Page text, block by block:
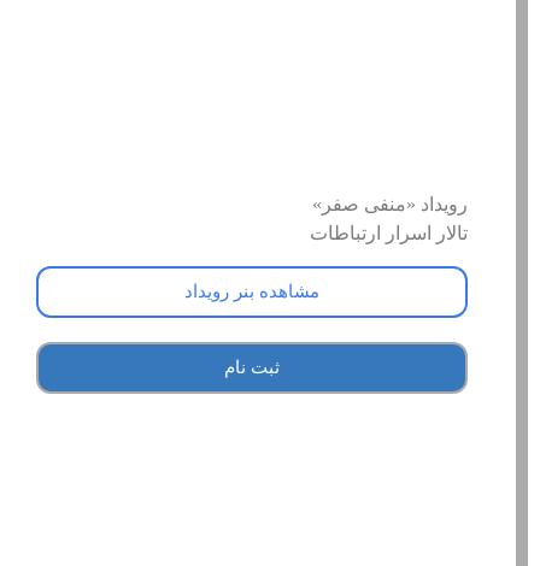
رویداد «منفی صفر»
تالار اسرار ارتباطات
مشاهده بنر رویداد
ثبت نام